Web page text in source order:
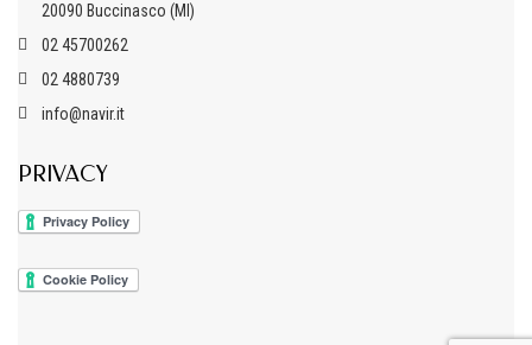
20090 Buccinasco (MI)
02 45700262
02 4880739
info@navir.it
PRIVACY